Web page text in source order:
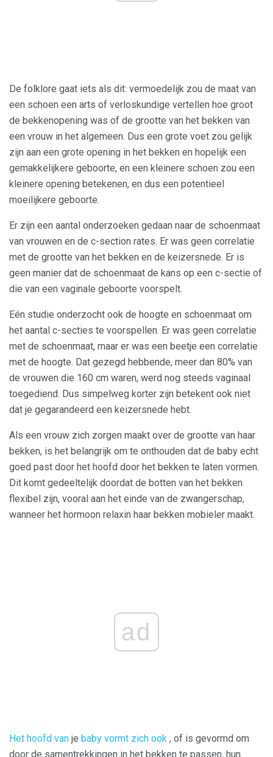
De folklore gaat iets als dit: vermoedelijk zou de maat van
een schoen een arts of verloskundige vertellen hoe groot
de bekkenopening was of de grootte van het bekken van
een vrouw in het algemeen. Dus een grote voet zou gelijk
zijn aan een grote opening in het bekken en hopelijk een
gemakkelijkere geboorte, en een kleinere schoen zou een
kleinere opening betekenen, en dus een potentieel
moeilijkere geboorte.
Er zijn een aantal onderzoeken gedaan naar de schoenmaat
van vrouwen en de c-section rates. Er was geen correlatie
met de grootte van het bekken en de keizersnede. Er is
geen manier dat de schoenmaat de kans op een c-sectie of
die van een vaginale geboorte voorspelt.
Eén studie onderzocht ook de hoogte en schoenmaat om
het aantal c-secties te voorspellen. Er was geen correlatie
met de schoenmaat, maar er was een beetje een correlatie
met de hoogte. Dat gezegd hebbende, meer dan 80% van
de vrouwen die 160 cm waren, werd nog steeds vaginaal
toegediend. Dus simpelweg korter zijn betekent ook niet
dat je gegarandeerd een keizersnede hebt.
Als een vrouw zich zorgen maakt over de grootte van haar
bekken, is het belangrijk om te onthouden dat de baby echt
goed past door het hoofd door het bekken te laten vormen.
Dit komt gedeeltelijk doordat de botten van het bekken
flexibel zijn, vooral aan het einde van de zwangerschap,
wanneer het hormoon relaxin haar bekken mobieler maakt.
ad
Het hoofd van je baby vormt zich ook , of is gevormd om
door de samentrekkingen in het bekken te passen, hun